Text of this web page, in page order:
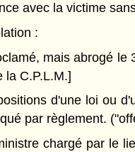
avec la victime
:
mais abrogé le
la C.P.L.M.]
d'une loi ou
par règlement.
chargé par le